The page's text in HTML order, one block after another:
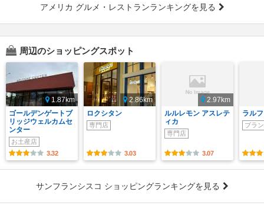
アメリカ グルメ・レストランランキングを見る
周辺のショッピングスポット
1.87km
ゴールデンゲートブ
リッジウェルカムセ
ンター
お土産店
3.32
2.86km
ロクシタン
専門店
3.03
2.97km
ルルレモン アスレテ
ィカ
専門店
3.07
ラル
ブラ
サンフランシスコ ショッピングランキングを見る